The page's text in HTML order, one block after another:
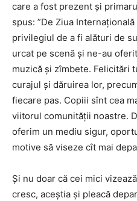
care a fost prezent și
spus: ”De Ziua
privilegiul de a fi alături de
urcat pe scenă și ne-au
muzică și zîmbete. Felicitări
curajul și dăruirea lor,
fiecare pas. Copiii sînt cea
viitorul comunității noastre.
oferim un mediu sigur,
motive să viseze cît mai
Și nu doar că cei mici
cresc, aceștia și pleacă